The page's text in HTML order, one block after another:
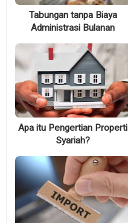
Tabungan tanpa Biaya
Administrasi Bulanan
Apa itu Pengertian Properti
Syariah?